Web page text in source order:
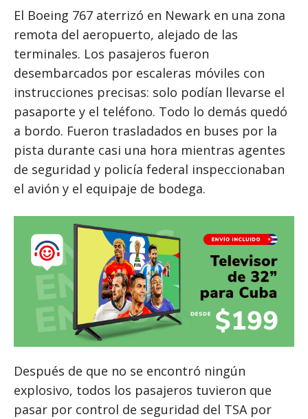
El Boeing 767 aterrizó en Newark en una zona
remota del aeropuerto, alejado de las
terminales. Los pasajeros fueron
desembarcados por escaleras móviles con
instrucciones precisas: solo podían llevarse el
pasaporte y el teléfono. Todo lo demás quedó
a bordo. Fueron trasladados en buses por la
pista durante casi una hora mientras agentes
de seguridad y policía federal inspeccionaban
el avión y el equipaje de bodega.
Después de que no se encontró ningún
explosivo, todos los pasajeros tuvieron que
pasar por control de seguridad del TSA por